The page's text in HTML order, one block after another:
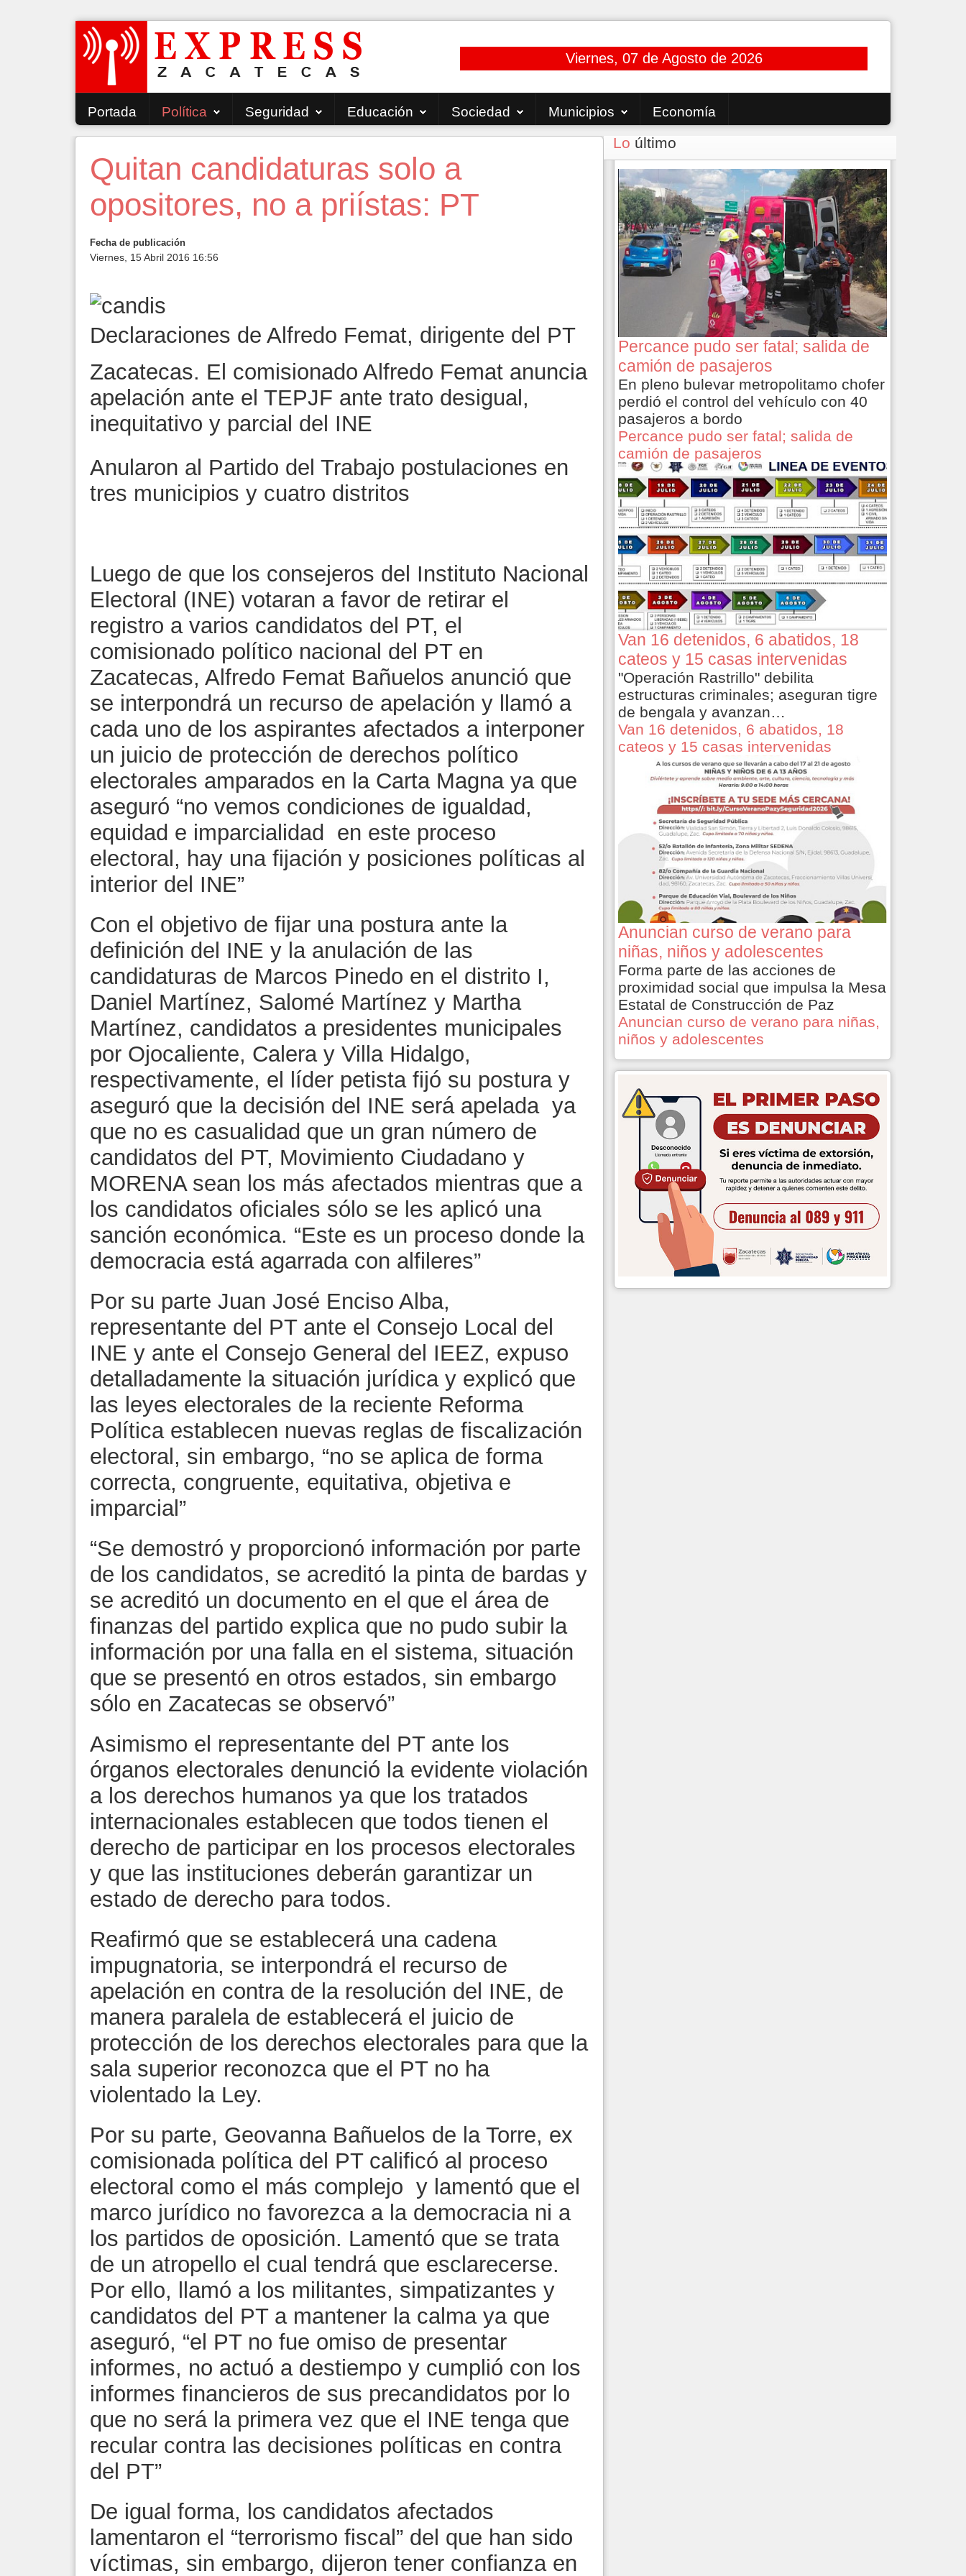
Viernes, 07 de Agosto de 2026
Portada Política Seguridad Educación Sociedad Municipios Economía
Quitan candidaturas solo a
opositores, no a priístas: PT
Fecha de publicación
Viernes, 15 Abril 2016 16:56
Declaraciones de Alfredo Femat, dirigente del PT
Zacatecas. El comisionado Alfredo Femat anuncia
apelación ante el TEPJF ante trato desigual,
inequitativo y parcial del INE
Anularon al Partido del Trabajo postulaciones en
tres municipios y cuatro distritos
Luego de que los consejeros del Instituto Nacional
Electoral (INE) votaran a favor de retirar el
registro a varios candidatos del PT, el
comisionado político nacional del PT en
Zacatecas, Alfredo Femat Bañuelos anunció que
se interpondrá un recurso de apelación y llamó a
cada uno de los aspirantes afectados a interponer
un juicio de protección de derechos político
electorales amparados en la Carta Magna ya que
aseguró “no vemos condiciones de igualdad,
equidad e imparcialidad en este proceso
electoral, hay una fijación y posiciones políticas al
interior del INE”
Con el objetivo de fijar una postura ante la
definición del INE y la anulación de las
candidaturas de Marcos Pinedo en el distrito I,
Daniel Martínez, Salomé Martínez y Martha
Martínez, candidatos a presidentes municipales
por Ojocaliente, Calera y Villa Hidalgo,
respectivamente, el líder petista fijó su postura y
aseguró que la decisión del INE será apelada ya
que no es casualidad que un gran número de
candidatos del PT, Movimiento Ciudadano y
MORENA sean los más afectados mientras que a
los candidatos oficiales sólo se les aplicó una
sanción económica. “Este es un proceso donde la
democracia está agarrada con alfileres”
Por su parte Juan José Enciso Alba,
representante del PT ante el Consejo Local del
INE y ante el Consejo General del IEEZ, expuso
detalladamente la situación jurídica y explicó que
las leyes electorales de la reciente Reforma
Política establecen nuevas reglas de fiscalización
electoral, sin embargo, “no se aplica de forma
correcta, congruente, equitativa, objetiva e
imparcial”
“Se demostró y proporcionó información por parte
de los candidatos, se acreditó la pinta de bardas y
se acreditó un documento en el que el área de
finanzas del partido explica que no pudo subir la
información por una falla en el sistema, situación
que se presentó en otros estados, sin embargo
sólo en Zacatecas se observó”
Asimismo el representante del PT ante los
órganos electorales denunció la evidente violación
a los derechos humanos ya que los tratados
internacionales establecen que todos tienen el
derecho de participar en los procesos electorales
y que las instituciones deberán garantizar un
estado de derecho para todos.
Reafirmó que se establecerá una cadena
impugnatoria, se interpondrá el recurso de
apelación en contra de la resolución del INE, de
manera paralela de establecerá el juicio de
protección de los derechos electorales para que la
sala superior reconozca que el PT no ha
violentado la Ley.
Por su parte, Geovanna Bañuelos de la Torre, ex
comisionada política del PT calificó al proceso
electoral como el más complejo y lamentó que el
marco jurídico no favorezca a la democracia ni a
los partidos de oposición. Lamentó que se trata
de un atropello el cual tendrá que esclarecerse.
Por ello, llamó a los militantes, simpatizantes y
candidatos del PT a mantener la calma ya que
aseguró, “el PT no fue omiso de presentar
informes, no actuó a destiempo y cumplió con los
informes financieros de sus precandidatos por lo
que no será la primera vez que el INE tenga que
recular contra las decisiones políticas en contra
del PT”
De igual forma, los candidatos afectados
lamentaron el “terrorismo fiscal” del que han sido
víctimas, sin embargo, dijeron tener confianza en
Lo último
Percance pudo ser fatal; salida de
camión de pasajeros
En pleno bulevar metropolitamo chofer
perdió el control del vehículo con 40
pasajeros a bordo
Percance pudo ser fatal; salida de
camión de pasajeros
Van 16 detenidos, 6 abatidos, 18
cateos y 15 casas intervenidas
"Operación Rastrillo" debilita
estructuras criminales; aseguran tigre
de bengala y avanzan…
Van 16 detenidos, 6 abatidos, 18
cateos y 15 casas intervenidas
Anuncian curso de verano para
niñas, niños y adolescentes
Forma parte de las acciones de
proximidad social que impulsa la Mesa
Estatal de Construcción de Paz
Anuncian curso de verano para niñas,
niños y adolescentes